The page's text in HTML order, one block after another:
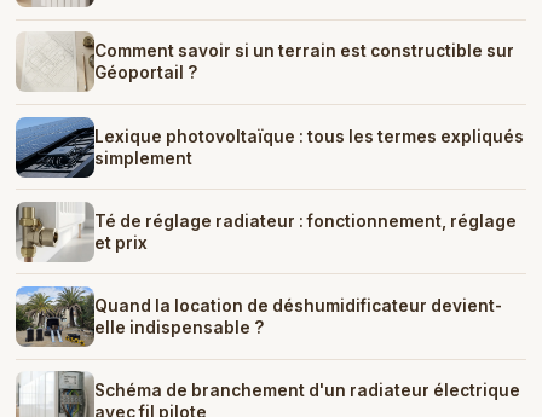
Comment savoir si un terrain est constructible sur
Géoportail ?
Lexique photovoltaïque : tous les termes expliqués
simplement
Té de réglage radiateur : fonctionnement, réglage
et prix
Quand la location de déshumidificateur devient-
elle indispensable ?
Schéma de branchement d'un radiateur électrique
avec fil pilote